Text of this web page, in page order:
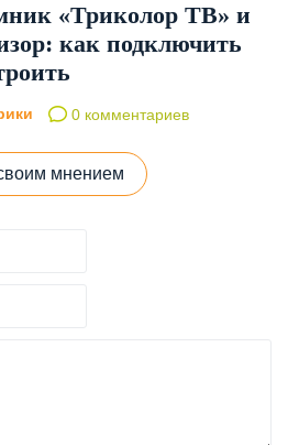
«Триколор ТВ» и
как подключить
0 комментариев
мнением